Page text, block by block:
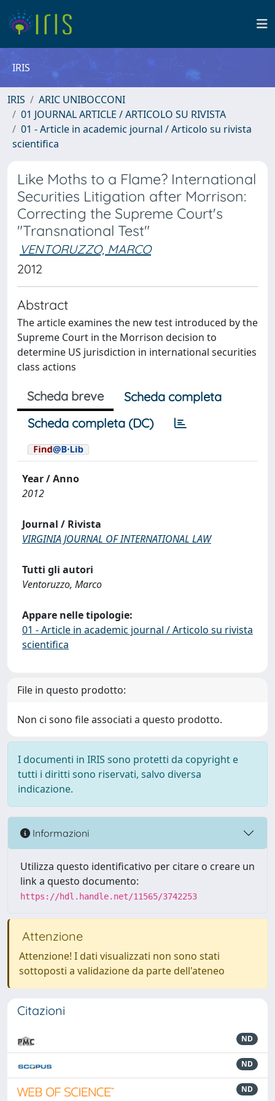
IRIS
IRIS
ARIC UNIBOCCONI
01 JOURNAL ARTICLE / ARTICOLO SU RIVISTA
01 - Article in academic journal / Articolo su rivista
scientifica
Like Moths to a Flame? International
Securities Litigation after Morrison:
Correcting the Supreme Court's
"Transnational Test"
VENTORUZZO, MARCO
2012
Abstract
The article examines the new test introduced by the
Supreme Court in the Morrison decision to
determine US jurisdiction in international securities
class actions
Scheda breve
Scheda completa
Scheda completa (DC)
Year / Anno
2012
Journal / Rivista
VIRGINIA JOURNAL OF INTERNATIONAL LAW
Tutti gli autori
Ventoruzzo, Marco
Appare nelle tipologie:
01 - Article in academic journal / Articolo su rivista
scientifica
File in questo prodotto:
Non ci sono file associati a questo prodotto.
I documenti in IRIS sono protetti da copyright e
tutti i diritti sono riservati, salvo diversa
indicazione.
Informazioni
Utilizza questo identificativo per citare o creare un
link a questo documento:
https://hdl.handle.net/11565/3742253
Attenzione
Attenzione! I dati visualizzati non sono stati
sottoposti a validazione da parte dell'ateneo
Citazioni
ND
ND
ND